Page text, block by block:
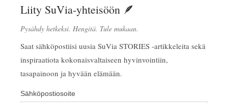
Liity SuVia-yhteisöön 🪶
Pysähdy hetkeksi. Hengitä. Tule mukaan.
Saat sähköpostiisi uusia SuVia STORIES -artikkeleita sekä
inspiraatiota kokonaisvaltaiseen hyvinvointiin,
tasapainoon ja hyvään elämään.
Sähköpostiosoite